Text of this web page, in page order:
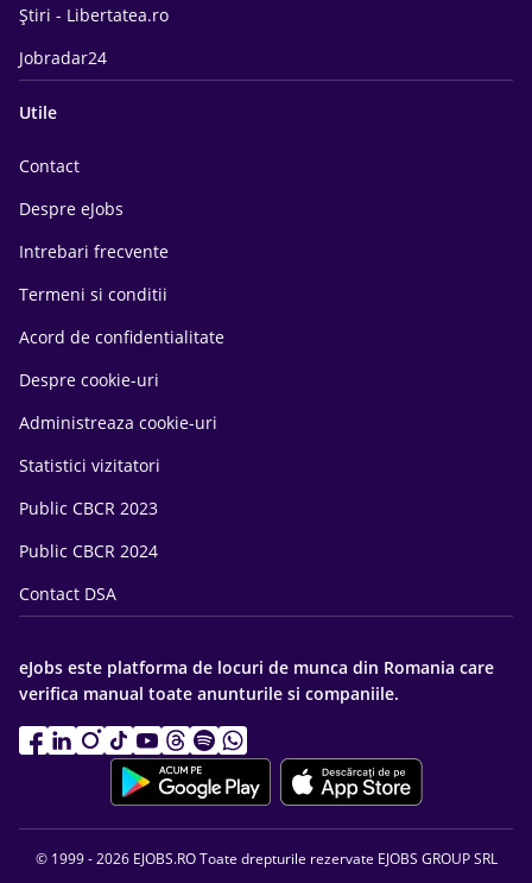
Știri - Libertatea.ro
Jobradar24
Utile
Contact
Despre eJobs
Intrebari frecvente
Termeni si conditii
Acord de confidentialitate
Despre cookie-uri
Administreaza cookie-uri
Statistici vizitatori
Public CBCR 2023
Public CBCR 2024
Contact DSA
eJobs este platforma de locuri de munca din Romania care
verifica manual toate anunturile si companiile.
© 1999 - 2026 EJOBS.RO Toate drepturile rezervate EJOBS GROUP SRL